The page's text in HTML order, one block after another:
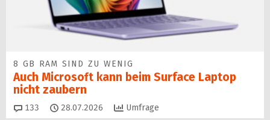
8 GB RAM SIND ZU WENIG
Auch Microsoft kann beim Surface Laptop
nicht zaubern
133 Kommentare
28.07.2026 Umfrage